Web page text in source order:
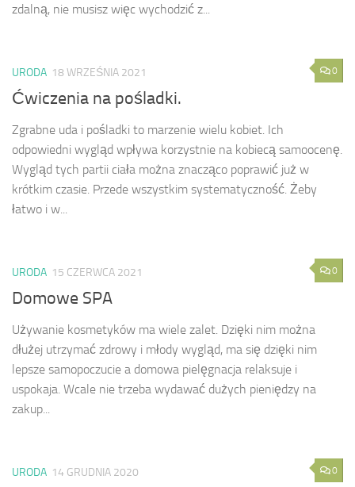
zdalną, nie musisz więc wychodzić z...
0
URODA 18 WRZEŚNIA 2021
Ćwiczenia na pośladki.
Zgrabne uda i pośladki to marzenie wielu kobiet. Ich
odpowiedni wygląd wpływa korzystnie na kobiecą samoocenę.
Wygląd tych partii ciała można znacząco poprawić już w
krótkim czasie. Przede wszystkim systematyczność. Żeby
łatwo i w...
0
URODA 15 CZERWCA 2021
Domowe SPA
Używanie kosmetyków ma wiele zalet. Dzięki nim można
dłużej utrzymać zdrowy i młody wygląd, ma się dzięki nim
lepsze samopoczucie a domowa pielęgnacja relaksuje i
uspokaja. Wcale nie trzeba wydawać dużych pieniędzy na
zakup...
0
URODA 14 GRUDNIA 2020